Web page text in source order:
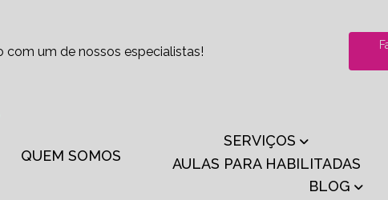
com um de nossos especialistas!
QUEM SOMOS
SERVIÇOS
AULAS PARA HABILITADAS
BLOG